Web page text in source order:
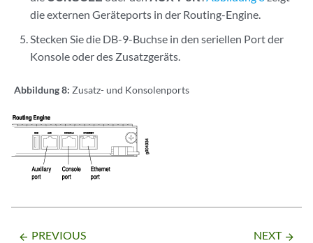
die externen Geräteports in der Routing-Engine.
Stecken Sie die DB-9-Buchse in den seriellen Port der
Konsole oder des Zusatzgeräts.
Abbildung 8: Zusatz- und Konsolenports
arrow_backward PREVIOUS NEXT arrow_forward